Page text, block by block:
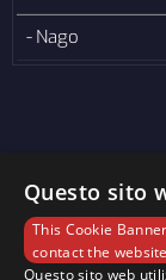
- Nago
Questo sito
This Cookie
contact the
Questo sito web